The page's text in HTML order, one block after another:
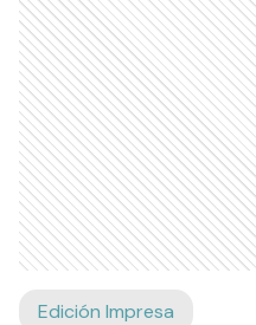
Edición Impresa